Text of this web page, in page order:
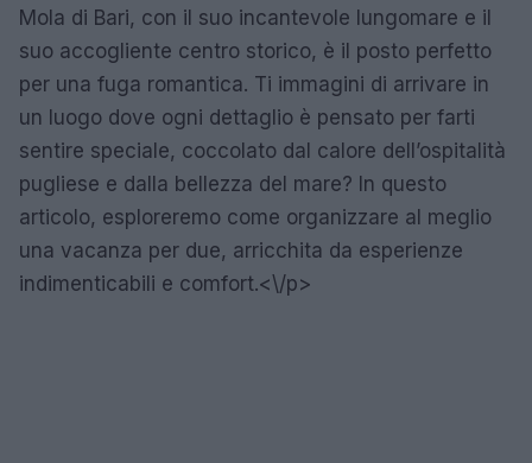
Mola di Bari, con il suo incantevole lungomare e il
suo accogliente centro storico, è il posto perfetto
per una fuga romantica. Ti immagini di arrivare in
un luogo dove ogni dettaglio è pensato per farti
sentire speciale, coccolato dal calore dell’ospitalità
pugliese e dalla bellezza del mare? In questo
articolo, esploreremo come organizzare al meglio
una vacanza per due, arricchita da esperienze
indimenticabili e comfort.<\/p>